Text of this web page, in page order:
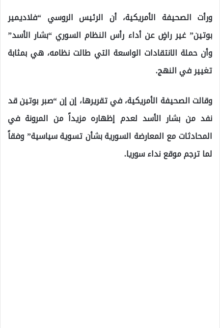
ورأت الصحيفة الأمريكية، أن الرئيس الروسي “فلاديمير
بوتين” غير راضٍ عن أداء رأس النظام السوري “بشار الأسد”
وأن حملة الانتقادات الواسعة التي طالت نظامه، هي بمثابة
تغيير في النهج.
وقالت الصحيفة الأمريكية، في تقريرها، إن إن “صبر بوتين قد
نفد من بشار الأسد لعدم إظهاره مزيداً من المرونة في
المحادثات مع المعارضة السورية بشأن تسوية سياسية” وفقاً
لما ترجم موقع نداء سوريا.